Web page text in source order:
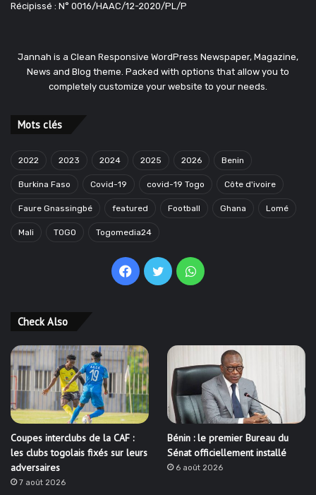
Récipissé : N° 0016/HAAC/12-2020/PL/P
Jannah is a Clean Responsive WordPress Newspaper, Magazine,
News and Blog theme. Packed with options that allow you to
completely customize your website to your needs.
Mots clés
2022 2023 2024 2025 2026 Benin
Burkina Faso Covid-19 covid-19 Togo Côte d'ivoire
Faure Gnassingbé featured Football Ghana Lomé
Mali TOGO Togomedia24
Facebook
TwitterWhatsApp
Check Also
Coupes interclubs de la CAF :
les clubs togolais fixés sur leurs
adversaires
7 août 2026
Bénin : le premier Bureau du
Sénat officiellement installé
6 août 2026